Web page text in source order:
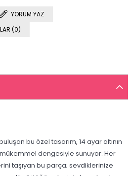
YORUM YAZ
(0)
bu özel tasarım, 14 ayar altının
mükemmel dengesiyle sunuyor. Her
taşıyan bu parça; sevdiklerinize